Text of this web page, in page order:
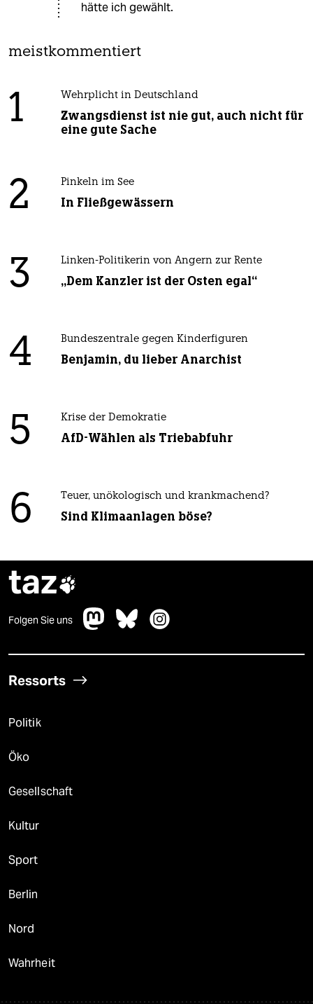
hätte ich gewählt.
meistkommentiert
1 Wehrplicht in Deutschland
Zwangsdienst ist nie gut, auch nicht für
eine gute Sache
2 Pinkeln im See
In Fließgewässern
3 Linken-Politikerin von Angern zur Rente
„Dem Kanzler ist der Osten egal“
4 Bundeszentrale gegen Kinderfiguren
Benjamin, du lieber Anarchist
5 Krise der Demokratie
AfD-Wählen als Triebabfuhr
6 Teuer, unökologisch und krankmachend?
Sind Klimaanlagen böse?
taz
Folgen Sie uns
Ressorts
Politik
Öko
Gesellschaft
Kultur
Sport
Berlin
Nord
Wahrheit